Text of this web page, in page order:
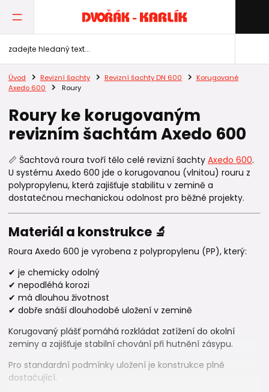
Úvod Revizní šachty Revizní šachty DN 600
Korugované
Axedo 600
Roury
Roury ke korugovaným
revizním šachtám Axedo 600
📏 Šachtová roura tvoří tělo celé revizní šachty Axedo 600.
U systému Axedo 600 jde o korugovanou (vlnitou) rouru z
polypropylenu, která zajišťuje stabilitu v zemině a
dostatečnou mechanickou odolnost pro běžné projekty.
Materiál a konstrukce 🔬
Roura Axedo 600 je vyrobena z polypropylenu (PP), který:
✔ je chemicky odolný
✔ nepodléhá korozi
✔ má dlouhou životnost
✔ dobře snáší dlouhodobé uložení v zemině
Korugovaný plášť pomáhá rozkládat zatížení do okolní
zeminy a zajišťuje stabilní chování při hutnění zásypu.
Pro standardní podmínky uložení je konstrukce plně
dostačující.